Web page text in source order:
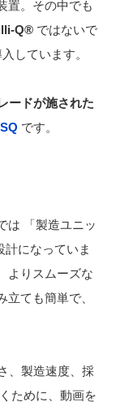
置。その中でも
Q® ではないで
しています。
ードが施された
です。
は 「製造ユニッ
計になっていま
よりスムーズな
ても簡単で、
、製造速度、採
ために、動画を